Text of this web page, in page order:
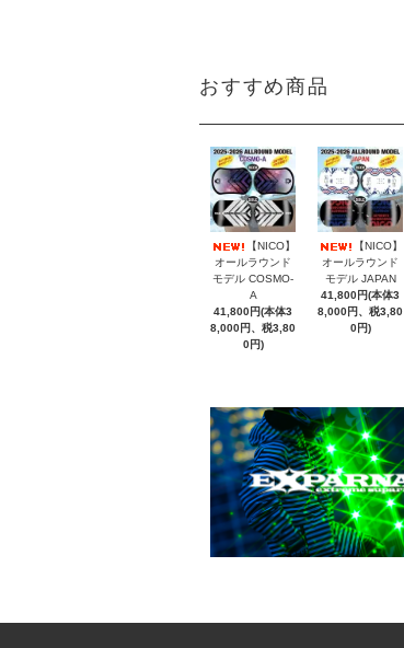
おすすめ商品
【NICO】
オールラウンド
モデル COSMO-
A
41,800円(本体3
8,000円、税3,80
0円)
【NICO】
オールラウンド
モデル JAPAN
41,800円(本体3
8,000円、税3,80
0円)